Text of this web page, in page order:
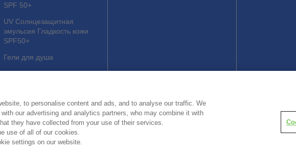
SPF 50+
UV Солнцезащитная
эмульсия Гладкость кожи
SPF50+
Гели для душа
Полоски для носа
Kao Global Site Кто мы Правовая информация Политика
to personalise content and ads, and to analyse our traffic. We
our advertising and analytics partners, who may combine it with
they have collected from your use of their services.
use of all of our cookies.
settings on our website.